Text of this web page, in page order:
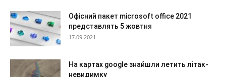
Офісний пакет microsoft office 2021
представлять 5 жовтня
17.09.2021
На картах google знайшли летить літак-
невидимку